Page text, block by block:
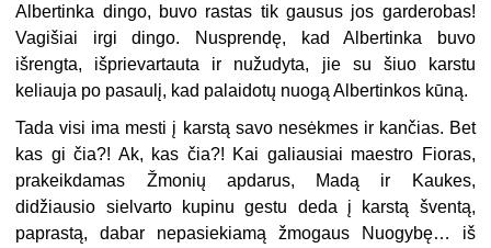
Albertinka dingo, buvo rastas tik gausus jos garderobas!
Vagišiai irgi dingo. Nusprendę, kad Albertinka buvo
išrengta, išprievartauta ir nužudyta, jie su šiuo karstu
keliauja po pasaulį, kad palaidotų nuogą Albertinkos kūną.
Tada visi ima mesti į karstą savo nesėkmes ir kančias. Bet
kas gi čia?! Ak, kas čia?! Kai galiausiai maestro Fioras,
prakeikdamas Žmonių apdarus, Madą ir Kaukes,
didžiausio sielvarto kupinu gestu deda į karstą šventą,
paprastą, dabar nepasiekiamą žmogaus Nuogybę… iš